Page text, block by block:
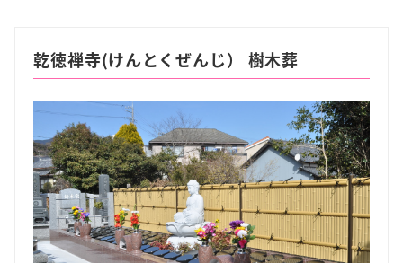
乾徳禅寺(けんとくぜんじ） 樹木葬